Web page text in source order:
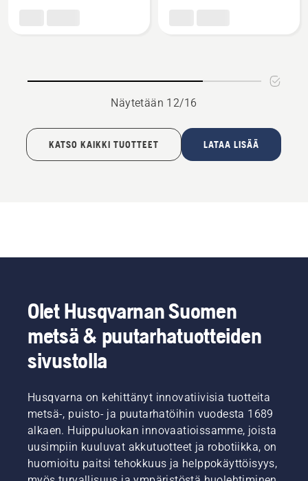
Näytetään 12/16
KATSO KAIKKI TUOTTEET LATAA LISÄÄ
Olet Husqvarnan Suomen
metsä & puutarhatuotteiden
sivustolla
Husqvarna on kehittänyt innovatiivisia tuotteita
metsä-, puisto- ja puutarhatöihin vuodesta 1689
alkaen. Huippuluokan innovaatioissamme, joista
uusimpiin kuuluvat akkutuotteet ja robotiikka, on
huomioitu paitsi tehokkuus ja helppokäyttöisyys,